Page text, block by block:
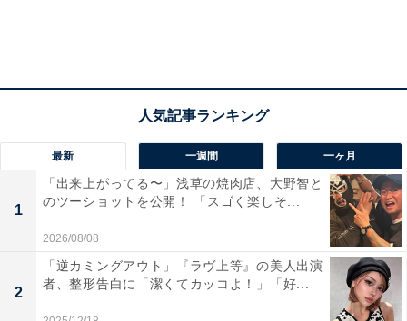
最新 一週間 一ヶ月
1
「出来上がってる〜」浅草の焼肉店、大野智と
のツーショットを公開！ 「スゴく楽しそ...
2026/08/08
2
「逆カミングアウト」『ラヴ上等』の美人出演
者、整形告白に「潔くてカッコよ！」「好...